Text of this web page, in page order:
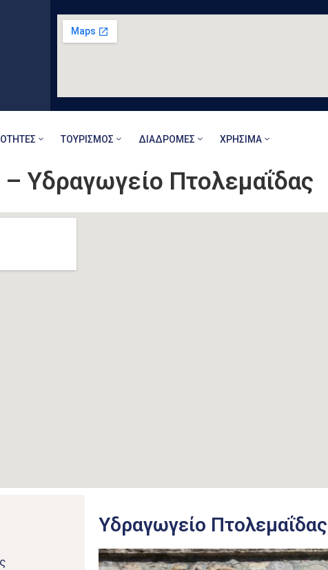
ΤΟΥΡΙΣΜΌΣ ΔΙΑΔΡΟΜΈΣ ΧΡΉΣΙΜΑ
Υδραγωγείο Πτολεμαΐδας
Υδραγωγείο Πτολεμαΐδας